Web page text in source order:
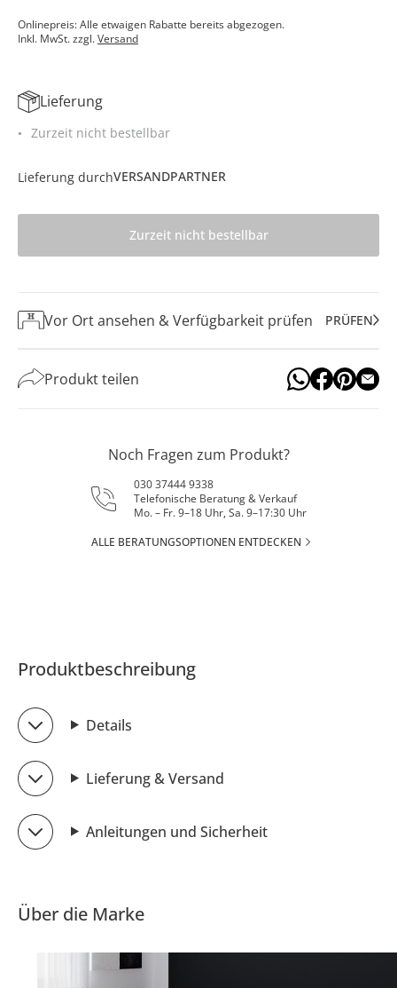
Onlinepreis: Alle etwaigen Rabatte bereits abgezogen.
Inkl. MwSt. zzgl.Versand
Lieferung
Zurzeit nicht bestellbar
Lieferung durchVERSANDPARTNER
Zurzeit nicht bestellbar
Vor Ort ansehen & Verfügbarkeit prüfen PRÜFEN
Produkt teilen
Noch Fragen zum Produkt?
030 37444 9338
Telefonische Beratung & Verkauf
Mo. – Fr. 9–18 Uhr, Sa. 9–17:30 Uhr
ALLE BERATUNGSOPTIONEN ENTDECKEN
Produktbeschreibung
Details
Lieferung & Versand
Anleitungen und Sicherheit
Über die Marke